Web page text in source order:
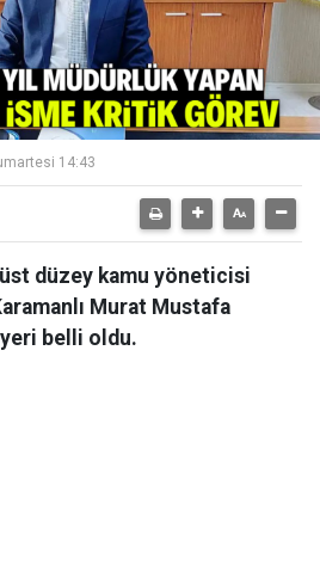
14:43
üst düzey kamu yöneticisi
Murat Mustafa
belli oldu.